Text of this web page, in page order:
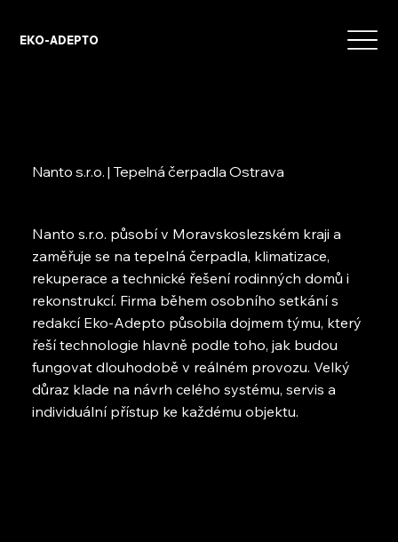
EKO-ADEPTO
Nanto s.r.o. | Tepelná čerpadla Ostrava
Nanto s.r.o. působí v Moravskoslezském kraji a
zaměřuje se na tepelná čerpadla, klimatizace,
rekuperace a technické řešení rodinných domů i
rekonstrukcí. Firma během osobního setkání s
redakcí Eko-Adepto působila dojmem týmu, který
řeší technologie hlavně podle toho, jak budou
fungovat dlouhodobě v reálném provozu. Velký
důraz klade na návrh celého systému, servis a
individuální přístup ke každému objektu.